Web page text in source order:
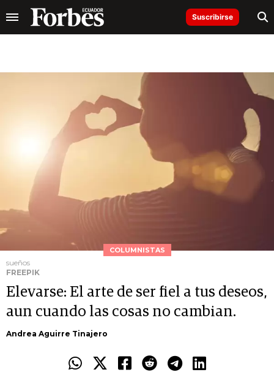
Suscribirse
COLUMNISTAS
sueños
FREEPIK
Elevarse: El arte de ser fiel a tus deseos,
aun cuando las cosas no cambian.
Andrea Aguirre Tinajero